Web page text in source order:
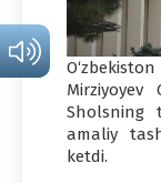
Mirziyoyev
Sholsning
amaliy
ketdi.